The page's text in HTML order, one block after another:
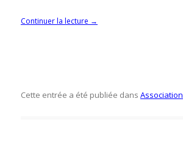
Continuer la lecture →
Cette entrée a été publiée dans Association